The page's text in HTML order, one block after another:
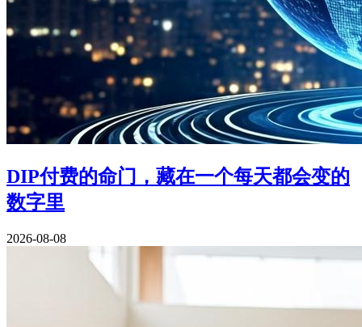
DIP付费的命门，藏在一个每天都会变的
数字里
2026-08-08